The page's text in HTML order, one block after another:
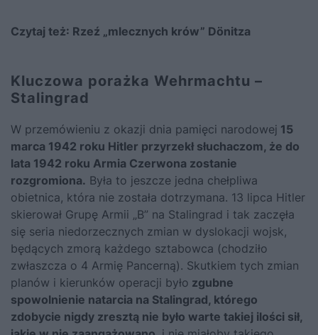
Czytaj też: Rzeź „mlecznych krów” Dönitza
Kluczowa porażka Wehrmachtu –
Stalingrad
W przemówieniu z okazji dnia pamięci narodowej 15
marca 1942 roku Hitler przyrzekł słuchaczom, że do
lata 1942 roku Armia Czerwona zostanie
rozgromiona. Była to jeszcze jedna chełpliwa
obietnica, która nie została dotrzymana. 13 lipca Hitler
skierował Grupę Armii „B” na Stalingrad i tak zaczęła
się seria niedorzecznych zmian w dyslokacji wojsk,
będących zmorą każdego sztabowca (chodziło
zwłaszcza o 4 Armię Pancerną). Skutkiem tych zmian
planów i kierunków operacji było zgubne
spowolnienie natarcia na Stalingrad, którego
zdobycie nigdy zresztą nie było warte takiej ilości sił,